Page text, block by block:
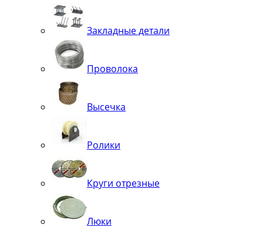
Закладные детали
Проволока
Высечка
Ролики
Круги отрезные
Люки